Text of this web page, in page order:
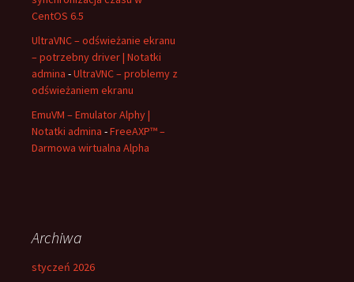
CentOS 6.5
UltraVNC – odświeżanie ekranu
– potrzebny driver | Notatki
admina -UltraVNC – problemy z
odświeżaniem ekranu
EmuVM – Emulator Alphy |
Notatki admina -FreeAXP™ –
Darmowa wirtualna Alpha
Archiwa
styczeń 2026